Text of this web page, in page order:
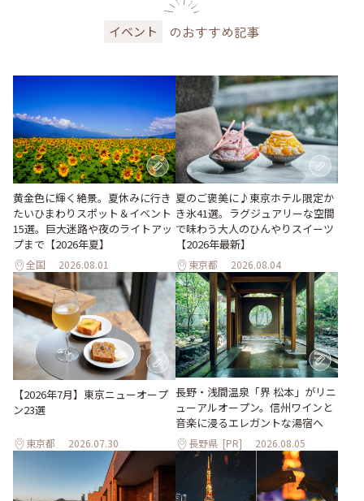
イベント のおすすめ記事
黄金色に輝く絶景。夏休みに行き
たいひまわりスポット＆イベント
15選。巨大迷路や夜のライトアッ
プまで【2026年夏】
全国 2026.08.01
夏のご褒美に♪東京ホテル限定か
き氷41選。ラグジュアリーな空間
で味わう大人のひんやりスイーツ
【2026年最新】
東京都 2026.08.04
【2026年7月】東京ニューオープ
ン23選
東京都 2026.07.30
長野・浅間温泉「界 松本」がリニ
ューアルオープン。信州ワインと
音楽に浸るエレガントな湯宿へ
長野県 [PR] 2026.08.05